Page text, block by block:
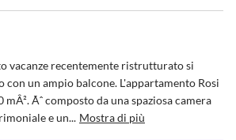
vacanze recentemente ristrutturato si
con un ampio balcone. L'appartamento Rosi
Ãˆ composto da una spaziosa camera
e un... Mostra di più